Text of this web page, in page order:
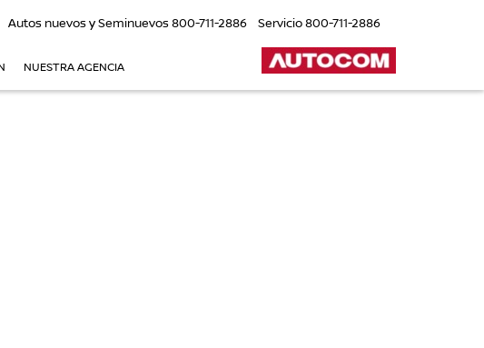
Autos nuevos y Seminuevos800-711-2886 Servicio800-711-2886
NUESTRA AGENCIA